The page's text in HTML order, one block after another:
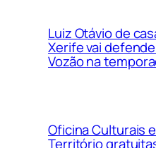
Luiz Otávio de
Xerife vai
Vozão na
Oficina Culturais e
Território